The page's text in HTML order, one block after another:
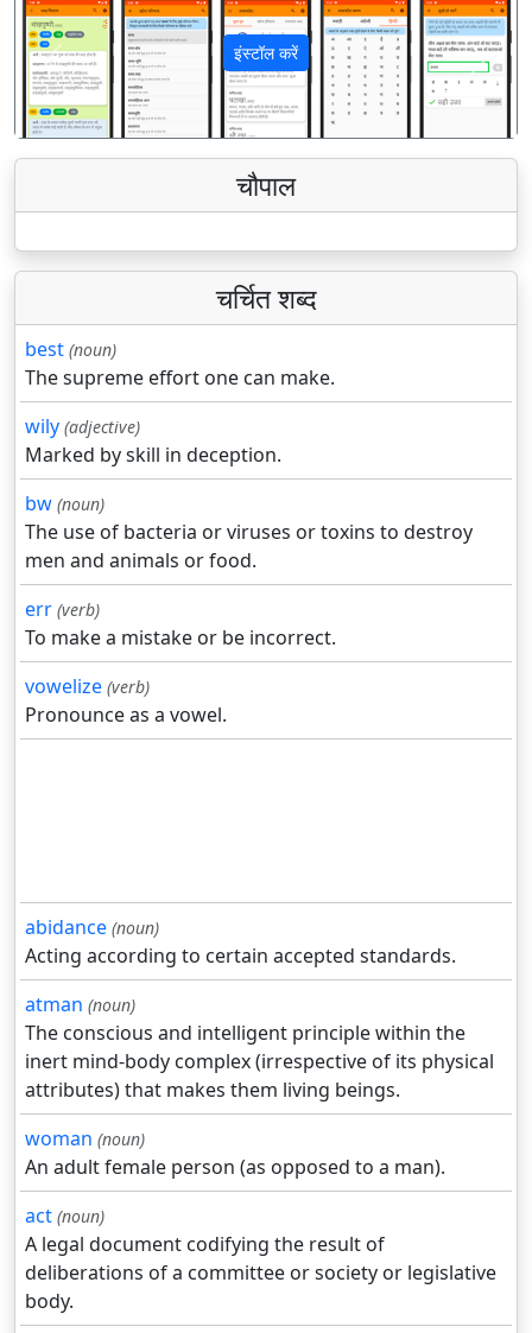
इंस्टॉल करें
पिछला अगला
चौपाल
चर्चित शब्द
best (noun)
The supreme effort one can make.
wily (adjective)
Marked by skill in deception.
bw (noun)
The use of bacteria or viruses or toxins to destroy
men and animals or food.
err (verb)
To make a mistake or be incorrect.
vowelize (verb)
Pronounce as a vowel.
abidance (noun)
Acting according to certain accepted standards.
atman (noun)
The conscious and intelligent principle within the
inert mind-body complex (irrespective of its physical
attributes) that makes them living beings.
woman (noun)
An adult female person (as opposed to a man).
act (noun)
A legal document codifying the result of
deliberations of a committee or society or legislative
body.